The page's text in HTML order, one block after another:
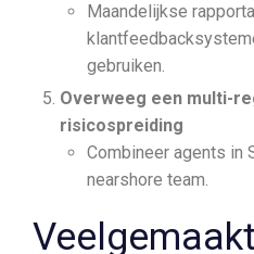
Maandelijkse
gebruiken.
Overweeg een multi-
risicospreiding
Combineer agents in
nearshore team.